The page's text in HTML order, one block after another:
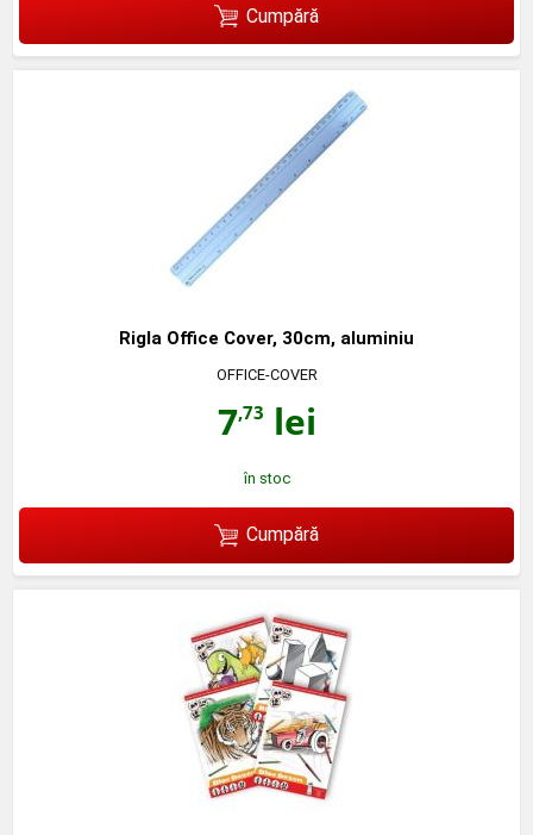
Cumpără
Rigla Office Cover, 30cm, aluminiu
OFFICE-COVER
7,73 lei
în stoc
Cumpără